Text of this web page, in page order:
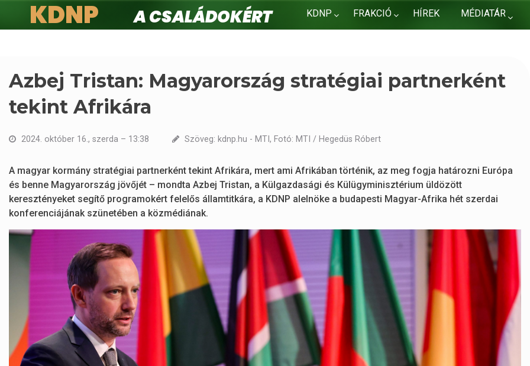
KDNP FRAKCIÓ HÍREK MÉDIATÁR
KDNP
A családokért.
Azbej Tristan: Magyarország stratégiai partnerként
tekint Afrikára
2024. október 16., szerda – 13:38 Szöveg: kdnp.hu - MTI, Fotó: MTI / Hegedüs Róbert
A magyar kormány stratégiai partnerként tekint Afrikára, mert ami Afrikában történik, az meg fogja határozni Európa
és benne Magyarország jövőjét – mondta Azbej Tristan, a Külgazdasági és Külügyminisztérium üldözött
keresztényeket segítő programokért felelős államtitkára, a KDNP alelnöke a budapesti Magyar-Afrika hét szerdai
konferenciájának szünetében a közmédiának.